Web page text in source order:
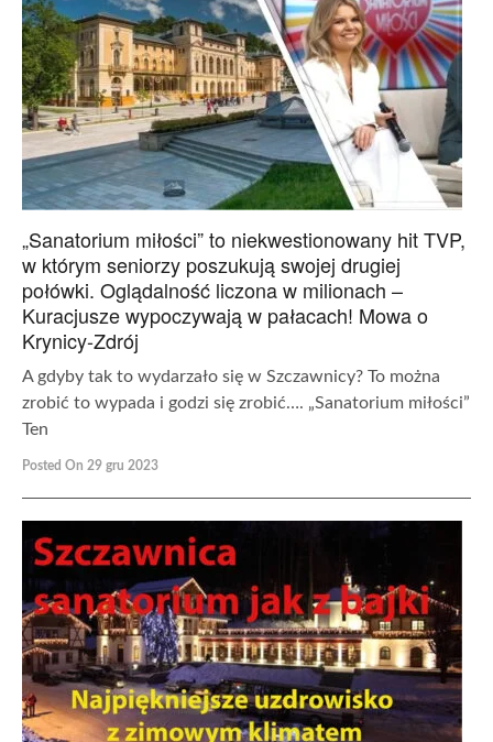
„Sanatorium miłości” to niekwestionowany hit TVP,
w którym seniorzy poszukują swojej drugiej
połówki. Oglądalność liczona w milionach –
Kuracjusze wypoczywają w pałacach! Mowa o
Krynicy-Zdrój
A gdyby tak to wydarzało się w Szczawnicy? To można
zrobić to wypada i godzi się zrobić…. „Sanatorium miłości”
Ten
Posted On 29 gru 2023